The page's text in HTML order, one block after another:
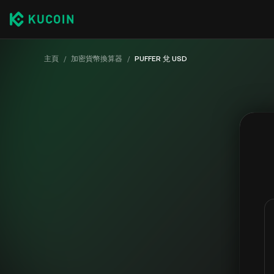
主頁 / 加密貨幣換算器 / PUFFER 兌 USD